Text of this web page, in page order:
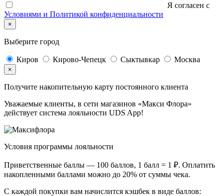
Я согласен c
Условиями и Политикой конфиденциальности
×
Выберите город
Киров Кирово-Чепецк Сыктывкар Москва
×
Получите накопительную карту постоянного клиента
Уважаемые клиенты, в сети магазинов «Макси Флора»
действует система лояльности UDS App!
Условия программы лояльности
Приветственные баллы — 100 баллов, 1 балл = 1 ₽. Оплатить
накопленными баллами можно до 20% от суммы чека.
С каждой покупки вам начислится кэшбек в виде баллов: